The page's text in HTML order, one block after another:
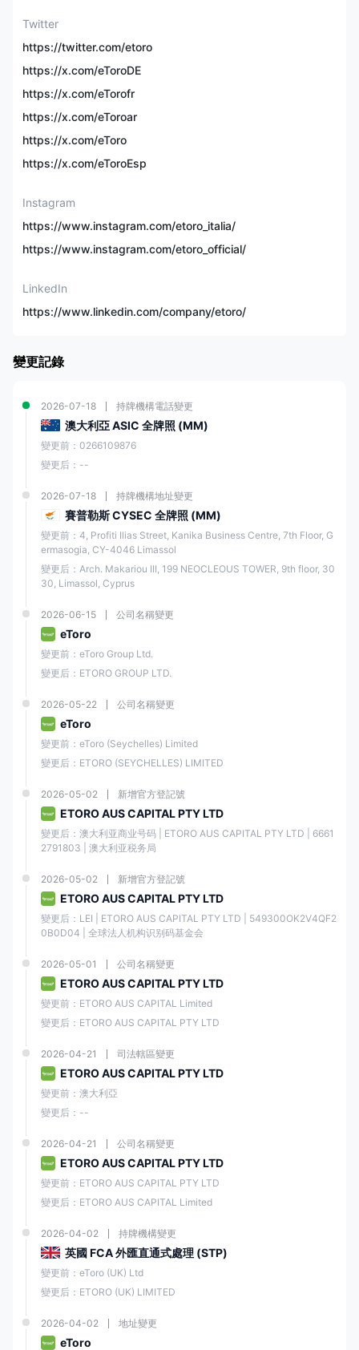
非交易費用
交易平台
MetaTrader 4
複製/社交交易
客戶支援
E投睿 概述
E投睿 是一個多資產社交交易平台，自2007年成立以來在投資者、交易者
和社交媒體愛好者中廣受歡迎。它為用戶提供了訪問各種金融工具的機
會，包括股票、加密貨幣、外匯、指數和商品等。該平台提供了一個用戶
友好的界面，適合新手和經驗豐富的交易者，使其成為市場上最受歡迎的
交易平台之一。
E投睿 的一個突出特點是其社交交易功能，允許用戶複製成功交易者的交
易並建立自己的投資組合。該平台擁有一個龐大的交易社區，交流見解、
策略和知識，對於希望提高技能的交易者來說，它是一個優秀的學習資
優點與缺點
E投睿 的用戶友好界面、多樣的交易資產和社交交易功能使其在初學者和
經驗豐富的交易者中受到歡迎。
然而，與任何交易平台一樣，E投睿 也有其優點和缺點，潛在用戶在註冊
之前應該考慮這些。
優點
用戶友好且易於使用的平
台
受到信譽良好的金融監管
複製交易和社交交易功能 有限的聯繫方式
E投睿 是否合法？
（
FCA），澳大利亞證券和投資委員會（
員會（CySEC ）。
監管國
家
ASIC
ETOR
CAPIT
AL
D
CySE
C
洲）有
Twitter
https://twitter.com/etoro
https://x.com/eToroDE
https://x.com/eTorofr
https://x.com/eToroar
https://x.com/eToro
https://x.com/eToroEsp
Instagram
https://www.instagram.com/etoro_italia/
https://www.instagram.com/etoro_official/
LinkedIn
https://www.linkedin.com/company/etoro/
變更記錄
2026-07-18 持牌機構電話變更
澳大利亞 ASIC 全牌照 (MM)
變更前：0266109876
變更后：--
2026-07-18 持牌機構地址變更
賽普勒斯 CYSEC 全牌照 (MM)
變更前：4, Profiti Ilias Street, Kanika Business Centre, 7th Floor, G
ermasogia, CY-4046 Limassol
變更后：Arch. Makariou III, 199 NEOCLEOUS TOWER, 9th floor, 30
30, Limassol, Cyprus
2026-06-15 公司名稱變更
eToro
變更前：eToro Group Ltd.
變更后：ETORO GROUP LTD.
2026-05-22 公司名稱變更
eToro
變更前：eToro (Seychelles) Limited
變更后：ETORO (SEYCHELLES) LIMITED
2026-05-02 新增官方登記號
ETORO AUS CAPITAL PTY LTD
變更后：澳大利亚商业号码 | ETORO AUS CAPITAL PTY LTD | 6661
2791803 | 澳大利亚税务局
2026-05-02 新增官方登記號
ETORO AUS CAPITAL PTY LTD
變更后：LEI | ETORO AUS CAPITAL PTY LTD | 549300OK2V4QF2
0B0D04 | 全球法人机构识别码基金会
2026-05-01 公司名稱變更
ETORO AUS CAPITAL PTY LTD
變更前：ETORO AUS CAPITAL Limited
變更后：ETORO AUS CAPITAL PTY LTD
2026-04-21 司法轄區變更
ETORO AUS CAPITAL PTY LTD
變更前：澳大利亞
變更后：--
2026-04-21 公司名稱變更
ETORO AUS CAPITAL PTY LTD
變更前：ETORO AUS CAPITAL PTY LTD
變更后：ETORO AUS CAPITAL Limited
2026-04-02 持牌機構變更
英國 FCA 外匯直通式處理 (STP)
變更前：eToro (UK) Ltd
變更后：ETORO (UK) LIMITED
2026-04-02 地址變更
eToro